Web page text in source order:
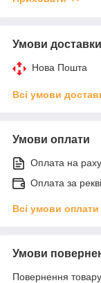
Умови доставки
Нова Пошта
Всі умови
Умови оплати
Оплата на
Оплата за
Всі умови оплати
Умови
Повернення